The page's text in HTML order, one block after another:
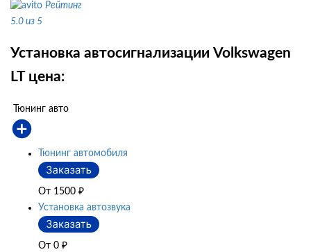
Рейтинг
5.0 из 5
Установка автосигнализации Volkswagen
LT цена:
Тюнинг авто
Тюнинг автомобиля
От 1500 ₽
Установка автозвука
От 0 ₽